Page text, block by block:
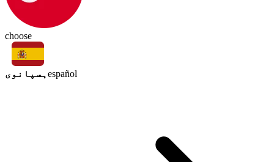
choose
ہسپانوی español